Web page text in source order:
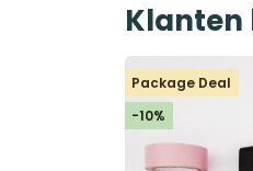
Klanten
Package Deal
-10%